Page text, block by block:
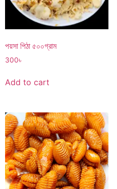
পয়সা পিঠা ৫০০গ্রাম
300৳
Add to cart